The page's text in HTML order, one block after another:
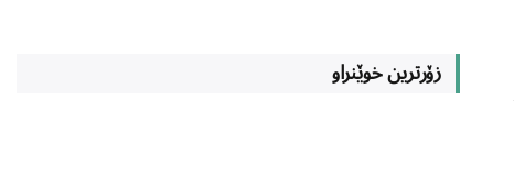
زۆرترین خوێنراو